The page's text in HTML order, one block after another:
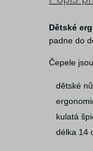
Dětské
padne do
Čepele
dětské
kulatá
délka 14